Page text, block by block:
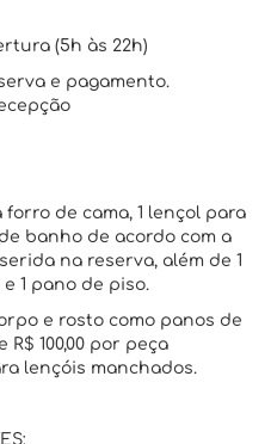
(5h às 22h)
e pagamento.
de cama, 1 lençol para
banho de acordo com a
na reserva, além de 1
1 pano de piso.
e rosto como panos de
100,00 por peça
lençóis manchados.